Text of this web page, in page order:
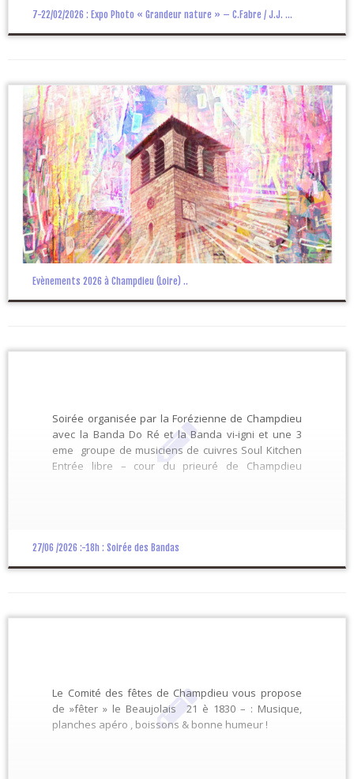
7-22/02/2026 : Expo Photo « Grandeur nature » – C.Fabre / J.J. ...
Evènements 2026 à Champdieu (Loire) ..
Soirée organisée par la Forézienne de Champdieu
avec la Banda Do Ré et la Banda vi-igni et une 3
eme groupe de musiciens de cuivres Soul Kitchen
Entrée libre – cour du prieuré de Champdieu
27/06 /2026 :-18h : Soirée des Bandas
Le Comité des fêtes de Champdieu vous propose
de »fêter » le Beaujolais 21 è 1830 – : Musique,
planches apéro , boissons & bonne humeur !